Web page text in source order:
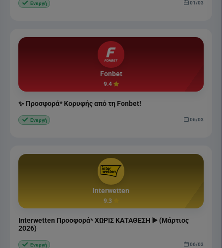
Ενεργή 01/03
Fonbet
9.4
✨ Προσφορά* Κορυφής από τη Fonbet!
Ενεργή 06/03
Interwetten
9.3
Interwetten Προσφορά* ΧΩΡΙΣ ΚΑΤΑΘΕΣΗ ▶️ (Μάρτιος
2026)
Ενεργή 06/03